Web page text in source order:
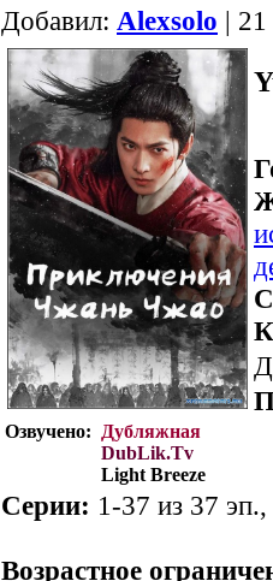
Добавил: Alexsolo |
Озвучено:
Дубляжная
DubLik.Tv
Light Breeze
Серии: 1-37 из 37
Возрастное